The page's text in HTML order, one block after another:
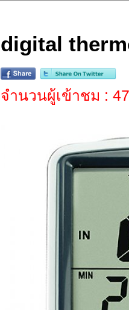
digital
จำนวนผู้เข้าชม :